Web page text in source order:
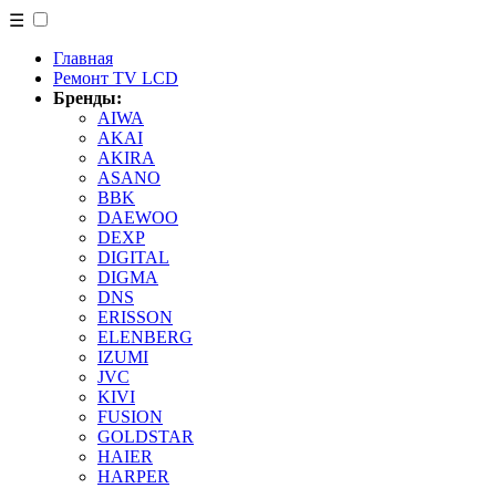
☰
Главная
Ремонт TV LCD
Бренды:
AIWA
AKAI
AKIRA
ASANO
BBK
DAEWOO
DEXP
DIGITAL
DIGMA
DNS
ERISSON
ELENBERG
IZUMI
JVC
KIVI
FUSION
GOLDSTAR
HAIER
HARPER